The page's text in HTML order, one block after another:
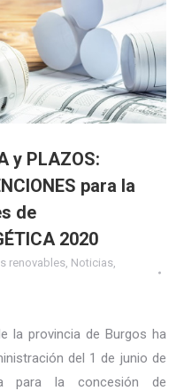
y PLAZOS:
para la
de
2020
renovables Noticias
la provincia de Burgos ha
del 1 de junio de
para la concesión de